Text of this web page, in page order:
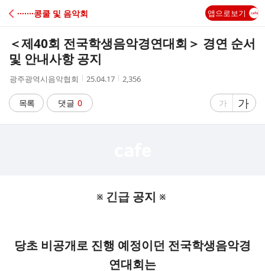
C
·······콩쿨 및 음악회 앱으로보기
＜제40회 전국학생음악경연대회＞ 경연 순서
및 안내사항 공지
작
자
광주광역시음악협회
작
시
간
25.04.17
조
2,356
목록 댓글 0
글
가
글
자
가
※ 긴급 공지 ※
당초 비공개로 진행 예정이던 전국학생음악경
연대회는